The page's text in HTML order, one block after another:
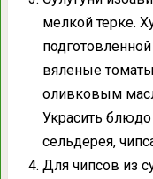
мелкой терке.
вяленые
оливковым
Украсить блюдо
сельдерея,
Для чипсов из